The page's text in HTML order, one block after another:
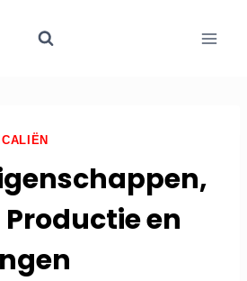
en